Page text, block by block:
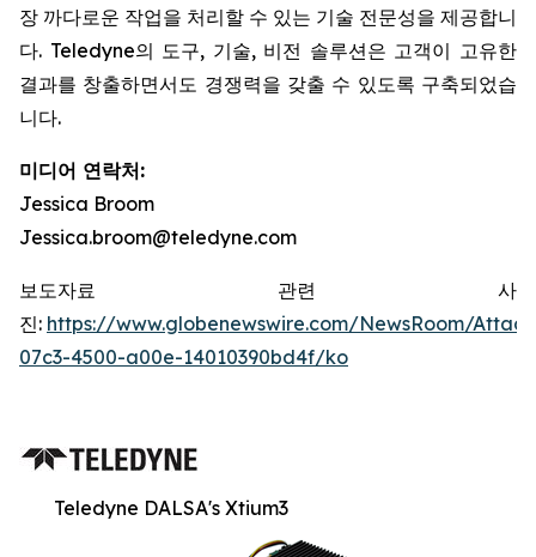
장 까다로운 작업을 처리할 수 있는 기술 전문성을 제공합니
다. Teledyne의 도구, 기술, 비전 솔루션은 고객이 고유한
결과를 창출하면서도 경쟁력을 갖출 수 있도록 구축되었습
니다.
미디어 연락처:
Jessica Broom
Jessica.broom@teledyne.com
보도자료 관련 사
진: https://www.globenewswire.com/NewsRoom/
07c3-4500-a00e-14010390bd4f/ko
Teledyne DALSA's Xtium3